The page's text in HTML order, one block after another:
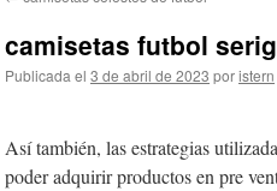
contenido
camisetas futbol
Publicada el 3 de abril de 2023 poristern
Así también, las estrategias
poder adquirir productos en pre